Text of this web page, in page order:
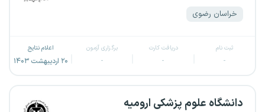
خراسان رضوی
ثبت نام
-
دریافت کارت
-
برگزاری آزمون
-
اعلام نتایج
۲۰ اردیبهشت ۱۴۰۳
دانشگاه علوم پزشکی ارومیه